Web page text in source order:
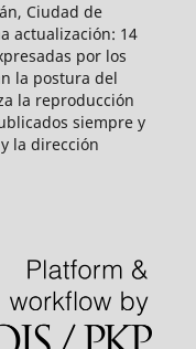
Ciudad de
actualización: 14
por los
la postura del
la reproducción
siempre y
la dirección